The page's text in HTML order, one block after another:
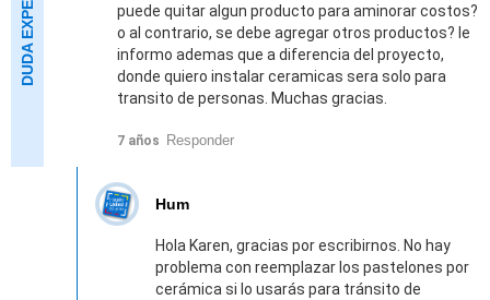
puede quitar algun producto para aminorar costos?
o al contrario, se debe agregar otros productos? le
informo ademas que a diferencia del proyecto,
donde quiero instalar ceramicas sera solo para
transito de personas. Muchas gracias.
7 años Responder
Hum
Hola Karen, gracias por escribirnos. No hay
problema con reemplazar los pastelones por
cerámica si lo usarás para tránsito de